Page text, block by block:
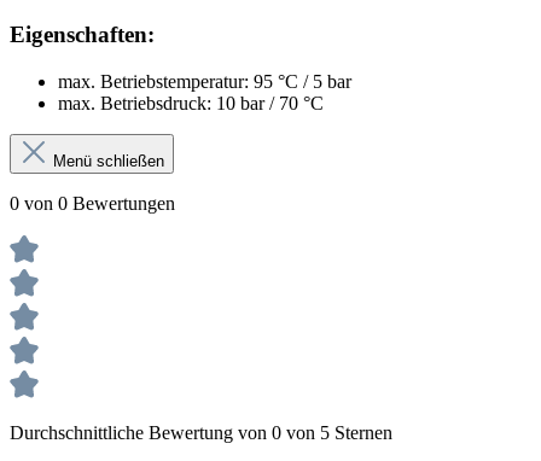
Eigenschaften:
max. Betriebstemperatur: 95 °C / 5 bar
max. Betriebsdruck: 10 bar / 70 °C
Menü schließen
0 von 0 Bewertungen
Durchschnittliche Bewertung von 0 von 5 Sternen